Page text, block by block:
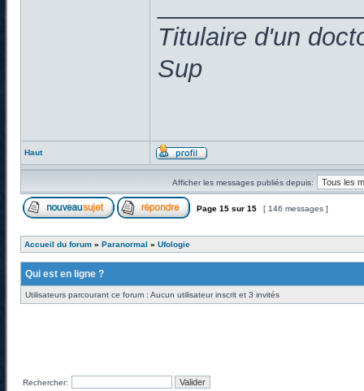
Titulaire d'un
Sup
Haut
Afficher les messages publiés depuis:
Page 15 sur 15 [ 146 messages ]
Accueil du forum » Paranormal » Ufologie
Qui est en ligne ?
Utilisateurs parcourant ce forum : Aucun utilisateur inscrit et 3 invités
Rechercher: